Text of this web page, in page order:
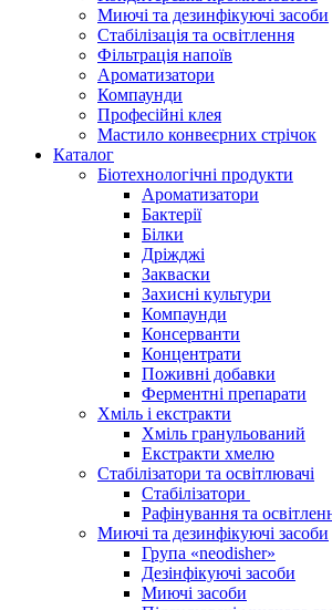
Миючі та дезинфікуючі засоби
Стабілізація та освітлення
Фільтрація напоїв
Ароматизатори
Компаунди
Професійні клея
Мастило конвеєрних стрічок
Каталог
Біотехнологічні продукти
Ароматизатори
Бактерії
Білки
Дріжджі
Закваски
Захисні культури
Компаунди
Консерванти
Концентрати
Поживні добавки
Ферментні препарати
Хміль і екстракти
Хміль гранульований
Екстракти хмелю
Стабілізатори та освітлювачі
Стабілізатори
Рафінування та
Миючі та дезинфікуючі засоби
Група «neodisher»
Дезінфікуючі засоби
Миючі засоби